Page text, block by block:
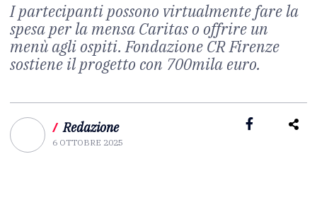
I partecipanti possono virtualmente fare la
spesa per la mensa Caritas o offrire un
menù agli ospiti. Fondazione CR Firenze
sostiene il progetto con 700mila euro.
/ Redazione
6 OTTOBRE 2025